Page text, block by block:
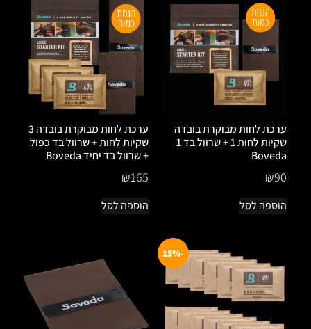
ערכת לחות מבוקרת בובדה
שקיות לחות 1 + שרוול בד 1
Boveda
₪90
הוספה לסל
ערכת לחות מבוקרת בובדה 3
שקיות לחות + שרוול בד כפול
+ שרוול בד יחיד Boveda
₪165
הוספה לסל
-15%